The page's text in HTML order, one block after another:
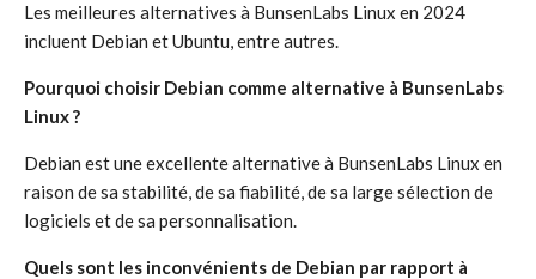
Les meilleures alternatives à BunsenLabs Linux en 2024
incluent Debian et Ubuntu, entre autres.
Pourquoi choisir Debian comme alternative à BunsenLabs
Linux ?
Debian est une excellente alternative à BunsenLabs Linux en
raison de sa stabilité, de sa fiabilité, de sa large sélection de
logiciels et de sa personnalisation.
Quels sont les inconvénients de Debian par rapport à